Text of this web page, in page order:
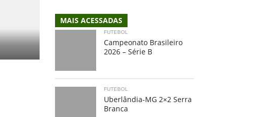
MAIS ACESSADAS
FUTEBOL
Campeonato Brasileiro
2026 – Série B
FUTEBOL
Uberlândia-MG 2×2 Serra
Branca